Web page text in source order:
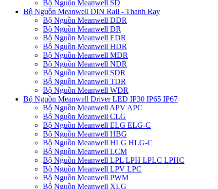
Bộ Nguồn Meanwell SD
Bộ Nguồn Meanwell DIN Rail - Thanh Ray
Bộ Nguồn Meanwell DDR
Bộ Nguồn Meanwell DR
Bộ Nguồn Meanwell EDR
Bộ Nguồn Meanwell HDR
Bộ Nguồn Meanwell MDR
Bộ Nguồn Meanwell NDR
Bộ Nguồn Meanwell SDR
Bộ Nguồn Meanwell TDR
Bộ Nguồn Meanwell WDR
Bộ Nguồn Meanwell Driver LED IP30 IP65 IP67
Bộ Nguồn Meanwell APV APC
Bộ Nguồn Meanwell CLG
Bộ Nguồn Meanwell ELG ELG-C
Bộ Nguồn Meanwell HBG
Bộ Nguồn Meanwell HLG HLG-C
Bộ Nguồn Meanwell LCM
Bộ Nguồn Meanwell LPL LPH LPLC LPHC
Bộ Nguồn Meanwell LPV LPC
Bộ Nguồn Meanwell PWM
Bộ Nguồn Meanwell XLG